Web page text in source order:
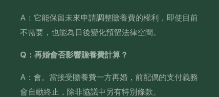
A：它能保留未來申請調整贍養費的權利，即使目前
不需要，也能為日後變化預留法律空間。
Q：再婚會否影響贍養費計算？
A：會。當接受贍養費一方再婚，前配偶的支付義務
會自動終止，除非協議中另有特別條款。